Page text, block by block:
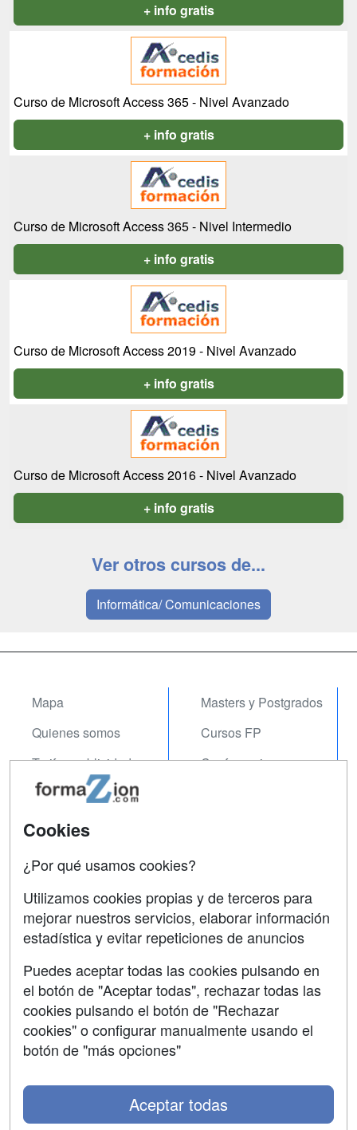
+ info gratis
Curso de Microsoft Access 365 - Nivel Avanzado
+ info gratis
Curso de Microsoft Access 365 - Nivel Intermedio
+ info gratis
Curso de Microsoft Access 2019 - Nivel Avanzado
+ info gratis
Curso de Microsoft Access 2016 - Nivel Avanzado
+ info gratis
Ver otros cursos de...
Informática/ Comunicaciones
Mapa
Quienes somos
Tarifas publicidad
Acceso Usuarios
Acceso Centros
Masters y Postgrados
Cursos FP
Conferencias
Contactar
Confidencialidad
Aviso legal
Copyleft
Cookies
¿Por qué usamos cookies?
Utilizamos cookies propias y de terceros para
mejorar nuestros servicios, elaborar información
estadística y evitar repeticiones de anuncios
Puedes aceptar todas las cookies pulsando en
el botón de "Aceptar todas", rechazar todas las
cookies pulsando el botón de "Rechazar
cookies" o configurar manualmente usando el
botón de "más opciones"
Aceptar todas